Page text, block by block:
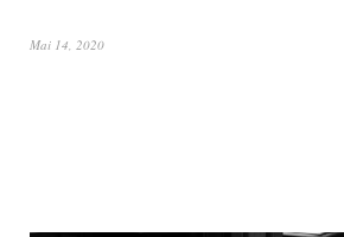
Mai 14, 2020